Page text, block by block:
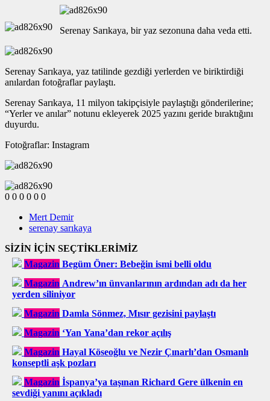
Serenay Sarıkaya, bir yaz sezonuna daha veda etti.
Serenay Sarıkaya, yaz tatilinde gezdiği yerlerden ve biriktirdiği
anılardan fotoğraflar paylaştı.
Serenay Sarıkaya, 11 milyon takipçisiyle paylaştığı gönderilerine;
“Yerler ve anılar” notunu ekleyerek 2025 yazını geride bıraktığını
duyurdu.
Fotoğraflar: Instagram
0 0 0 0 0 0
Mert Demir
serenay sarıkaya
SİZİN İÇİN SEÇTİKLERİMİZ
Magazin Begüm Öner: Bebeğin ismi belli oldu
Magazin Andrew’ın ünvanlarının ardından adı da her
yerden siliniyor
Magazin Damla Sönmez, Mısır gezisini paylaştı
Magazin ‘Yan Yana’dan rekor açılış
Magazin Hayal Köseoğlu ve Nezir Çınarlı’dan Osmanlı
konseptli aşk pozları
Magazin İspanya’ya taşınan Richard Gere ülkenin en
sevdiği yanını açıkladı